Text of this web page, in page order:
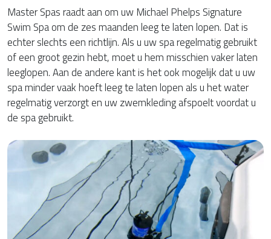
Master Spas raadt aan om uw Michael Phelps Signature
Swim Spa om de zes maanden leeg te laten lopen. Dat is
echter slechts een richtlijn. Als u uw spa regelmatig gebruikt
of een groot gezin hebt, moet u hem misschien vaker laten
leeglopen. Aan de andere kant is het ook mogelijk dat u uw
spa minder vaak hoeft leeg te laten lopen als u het water
regelmatig verzorgt en uw zwemkleding afspoelt voordat u
de spa gebruikt.